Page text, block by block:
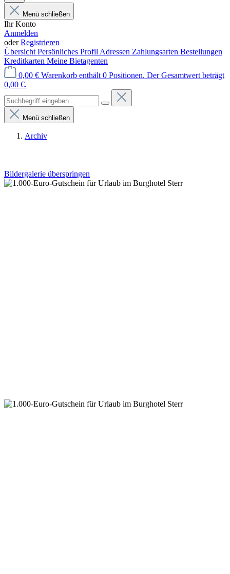
Menü schließen
Ihr Konto
Anmelden
oderRegistrieren
Übersicht Persönliches Profil Adressen Zahlungsarten Bestellungen
Kreditkarten Meine Bietagenten
0,00 € Warenkorb enthält 0 Positionen. Der Gesamtwert beträgt
0,00 €.
Menü schließen
Archiv
Bildergalerie überspringen